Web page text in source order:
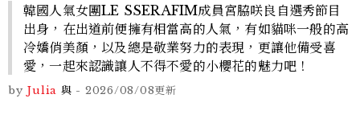
韓國人氣女團LE SSERAFIM成員宮脇咲良自選秀節目
出身，在出道前便擁有相當高的人氣，有如貓咪一般的高
冷嬌俏美顏，以及總是敬業努力的表現，更讓他備受喜
愛，一起來認識讓人不得不愛的小櫻花的魅力吧！
by Julia 與 - 2026/08/08更新